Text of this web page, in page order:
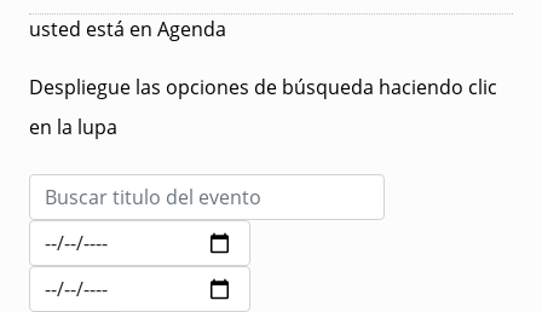
usted está en Agenda
Despliegue las opciones de búsqueda haciendo clic
en la lupa